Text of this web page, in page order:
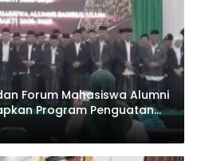
Forum Mahasiswa Alumni
Program Penguatan